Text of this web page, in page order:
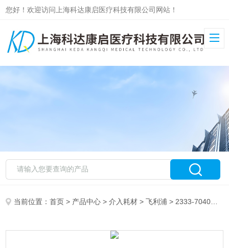
您好！欢迎访问上海科达康启医疗科技有限公司网站！
当前位置：首页 > 产品中心 >介入耗材 >飞利浦 > 2333-7040飞利浦外周血管刻痕球囊扩张导管